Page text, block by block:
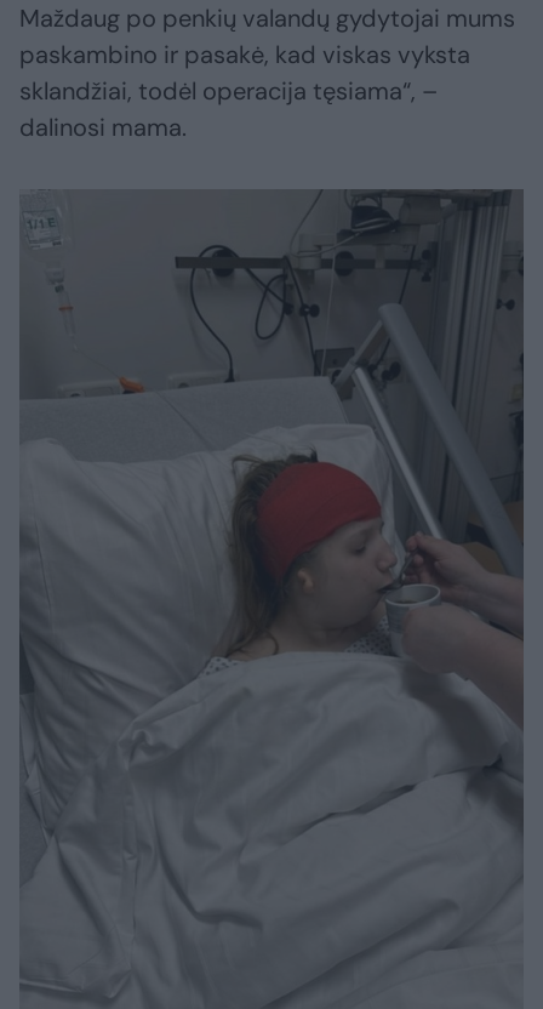
Maždaug po penkių valandų gydytojai mums
paskambino ir pasakė, kad viskas vyksta
sklandžiai, todėl operacija tęsiama“, –
dalinosi mama.